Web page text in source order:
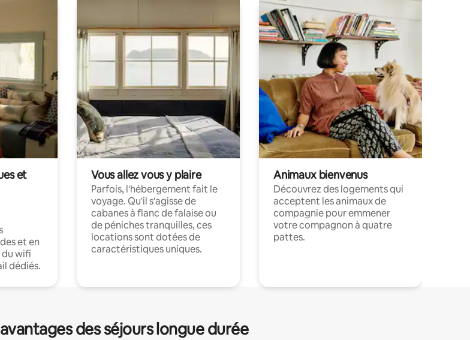
et
et en
wifi
dédiés.
Vous allez vous y plaire
Parfois, l'hébergement fait le
voyage. Qu'il s'agisse de
cabanes à flanc de falaise ou
de péniches tranquilles, ces
locations sont dotées de
caractéristiques uniques.
Animaux bienvenus
Découvrez des logements qui
acceptent les animaux de
compagnie pour emmener
votre compagnon à quatre
pattes.
des séjours longue durée